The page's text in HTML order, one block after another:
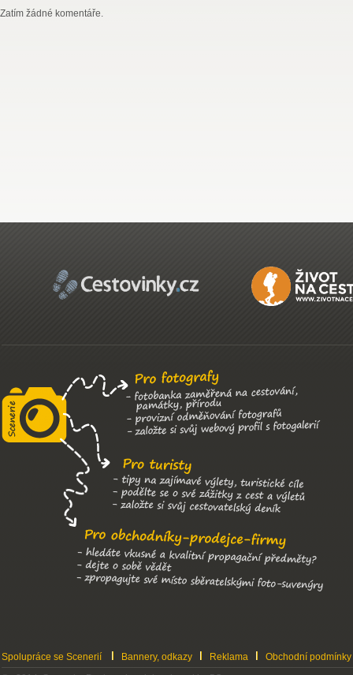
Zatím žádné komentáře.
Spolupráce se Scenerií Bannery, odkazy Reklama
Obchodní podmínky